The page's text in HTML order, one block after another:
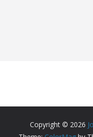
Copyright © 2026